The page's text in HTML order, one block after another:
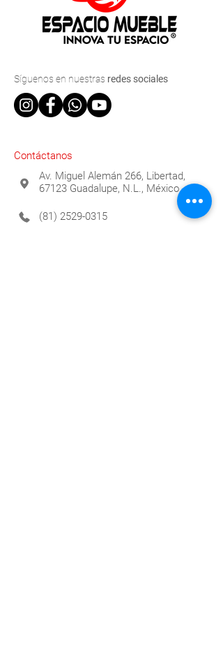
Síguenos en nuestras redes sociales
Contáctanos
Av. Miguel Alemán 266, Libertad,
67123 Guadalupe, N.L., México
(81) 2529-0315